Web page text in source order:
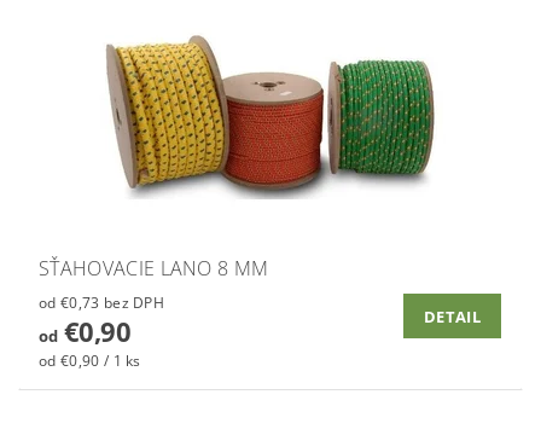
SŤAHOVACIE LANO 8 MM
od €0,73 bez DPH
od€0,90
od €0,90 / 1 ks
DETAIL